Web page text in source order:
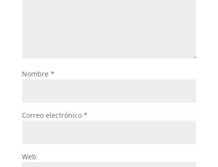
Nombre *
Correo electrónico *
Web